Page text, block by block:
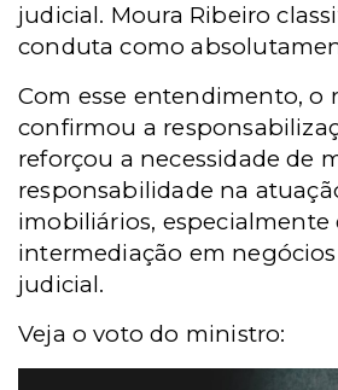
judicial. Moura Ribeiro
conduta como
Com esse entendimento, o
confirmou a
reforçou a necessidade de
responsabilidade na
imobiliários, especialmente
intermediação em
judicial.
Veja o voto do ministro: